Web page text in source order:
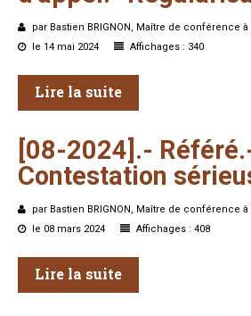
par Bastien BRIGNON, Maître de conférence
le 14 mai 2024
Affichages : 340
Lire la suite
[08-2024].-
Contestation
par Bastien BRIGNON, Maître de conférence
le 08 mars 2024
Affichages : 408
Lire la suite